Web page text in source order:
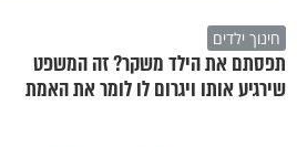
חינוך ילדים
תפסתם את הילד משקר? זה המשפט
שירגיע אותו ויגרום לו לומר את האמת